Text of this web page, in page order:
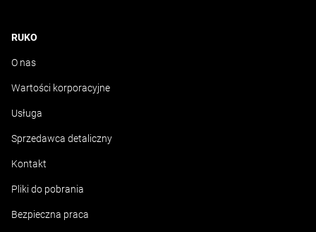
RUKO
O nas
Wartości korporacyjne
Usługa
Sprzedawca detaliczny
Kontakt
Pliki do pobrania
Bezpieczna praca